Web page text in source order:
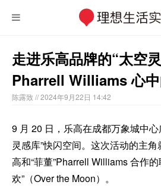
走进乐高品牌的“太空
Pharrell Williams 心
陈露致// 2024年9月22日 14:42
9 月 20 日，乐高在成都万象城中
灵感库”快闪空间。这次活动的主
高和“菲董”Pharrell Williams 合作
欢”（Over the Moon）。